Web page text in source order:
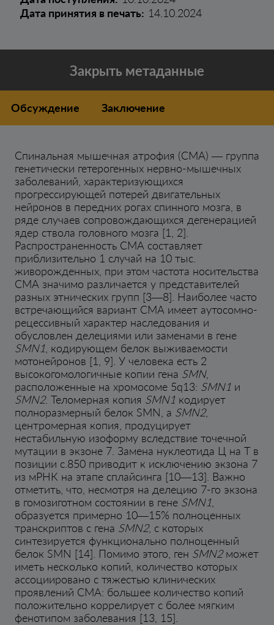
Дата принятия в печать: 14.10.2024
Закрыть метаданные
Обсуждение Заключение
Спинальная мышечная атрофия (СМА) — группа
генетически гетерогенных нервно-мышечных
заболеваний, характеризующихся
прогрессирующей потерей двигательных
нейронов в передних рогах спинного мозга, в
ряде случаев сопровождающихся дегенерацией
ядер ствола головного мозга [1, 2].
Распространенность СМА составляет
приблизительно 1 случай на 10 тыс.
живорожденных, при этом частота носительства
СМА значимо различается у представителей
разных этнических групп [3—8]. Наиболее часто
встречающийся вариант СМА имеет аутосомно-
рецессивный характер наследования и
обусловлен делециями или заменами в гене
SMN1 , кодирующем белок выживаемости
мотонейронов [1, 9]. У человека есть 2
высокогомологичные копии гена SMN,
расположенные на хромосоме 5q13: SMN1 и
SMN2. Теломерная копия SMN1 кодирует
полноразмерный белок SMN, а SMN2,
центромерная копия, продуцирует
нестабильную изоформу вследствие точечной
мутации в экзоне 7. Замена нуклеотида Ц на Т в
позиции c.850 приводит к исключению экзона 7
из мРНК на этапе сплайсинга [10—13]. Важно
отметить, что, несмотря на делецию 7-го экзона
в гомозиготном состоянии в гене SMN1
образуется примерно 10—15% полноценных
транскриптов с гена SMN2, с которых
синтезируется функционально полноценный
белок SMN [14]. Помимо этого, ген SMN2может
иметь несколько копий, количество которых
ассоциировано с тяжестью клинических
проявлений СМА: большее количество копий
положительно коррелирует с более мягким
фенотипом заболевания [13, 15].